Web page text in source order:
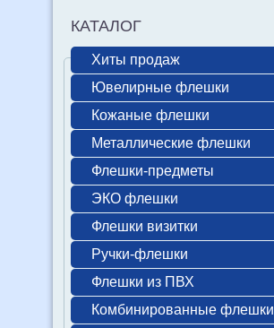
КАТАЛОГ
Хиты продаж
Ювелирные флешки
Кожаные флешки
Металлические флешки
Флешки-предметы
ЭКО флешки
Флешки визитки
Ручки-флешки
Флешки из ПВХ
Комбинированные флешки